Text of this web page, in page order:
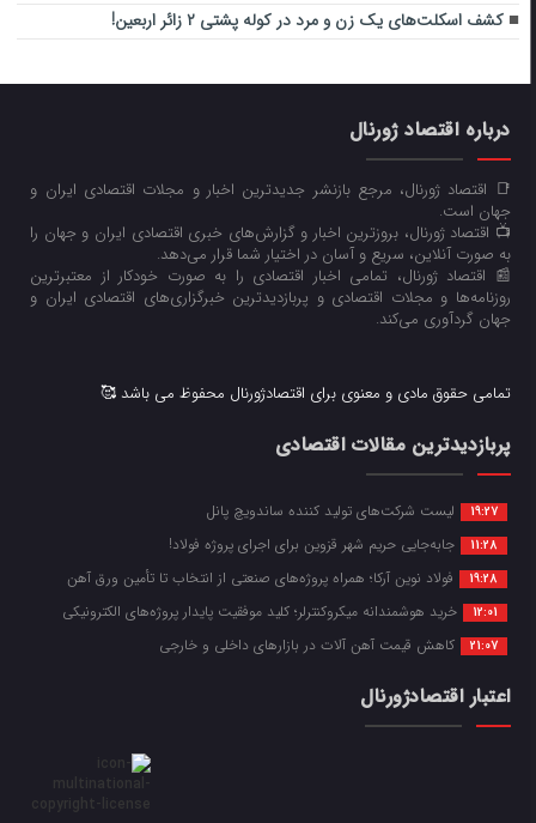
کشف اسکلت‌‌های یک زن و مرد در کوله‌ پشتی‌ ۲ زائر اربعین!
درباره اقتصاد ژورنال
📑 اقتصاد ژورنال، مرجع بازنشر جدیدترین اخبار و مجلات اقتصادی ایران و
جهان است.
📺 اقتصاد ژورنال، بروزترین اخبار و گزارش‌های خبری اقتصادی ایران و جهان را
به صورت آنلاین، سریع و آسان در اختیار شما قرار می‌‌دهد.
📰 اقتصاد ژورنال، تمامی اخبار اقتصادی را به صورت خودکار از معتبرترین
روزنامه‌ها و مجلات اقتصادی و پربازدیدترین خبرگزاری‌های اقتصادی ایران و
جهان گردآوری می‌کند.
تمامی حقوق مادی و معنوی برای اقتصادژورنال محفوظ می باشد 🥰
پربازدیدترین مقالات اقتصادی
19:27 لیست شرکت‌های تولید کننده ساندویچ پانل
11:28 جابه‌جایی حریم شهر قزوین برای اجرای پروژه فولاد!
19:28 فولاد نوین آرکا؛ همراه پروژه‌های صنعتی از انتخاب تا تأمین ورق آهن
12:01 خرید هوشمندانه میکروکنترلر؛ کلید موفقیت پایدار پروژه‌های الکترونیکی
21:07 کاهش قیمت آهن آلات در بازارهای داخلی و خارجی
اعتبار اقتصادژورنال